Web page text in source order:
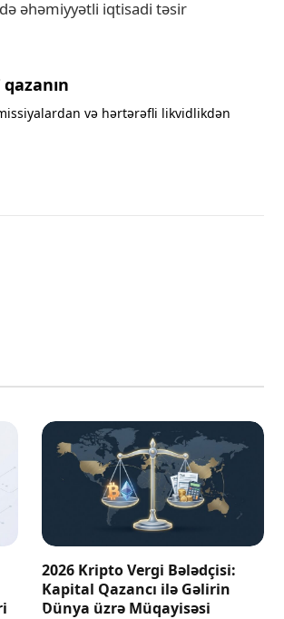
əhəmiyyətli iqtisadi təsir
və hərtərəfli likvidlikdən
2026 Kripto Vergi Bələdçisi:
Kapital Qazancı ilə Gəlirin
Dünya üzrə Müqayisəsi